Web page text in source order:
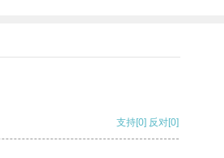
支持[0] 反对[0]